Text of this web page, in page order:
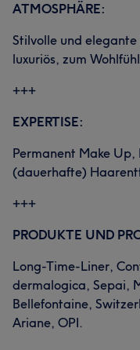
ATMOSPHÄRE:
Stilvolle und
luxuriös, zum
+++
EXPERTISE:
Permanent Make
(dauerhafte)
+++
PRODUKTE UND
Long-Time-Liner,
dermalogica, Sepai,
Bellefontaine,
Ariane, OPI.